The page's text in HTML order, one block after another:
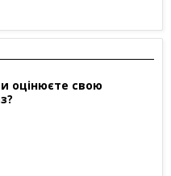
оцінюєте свою